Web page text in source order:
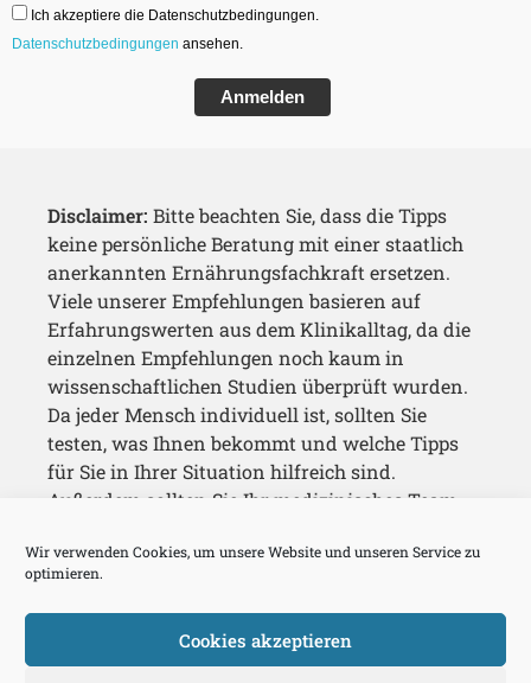
Wir verwenden Cookies, um unsere Website und unseren Service zu
optimieren.
Cookies akzeptieren
Ich akzeptiere die Datenschutzbedingungen.
Datenschutzbedingungen ansehen.
Anmelden
Disclaimer: Bitte beachten Sie, dass die Tipps
keine persönliche Beratung mit einer staatlich
anerkannten Ernährungsfachkraft ersetzen.
Viele unserer Empfehlungen basieren auf
Erfahrungswerten aus dem Klinikalltag, da die
einzelnen Empfehlungen noch kaum in
wissenschaftlichen Studien überprüft wurden.
Da jeder Mensch individuell ist, sollten Sie
testen, was Ihnen bekommt und welche Tipps
für Sie in Ihrer Situation hilfreich sind.
Außerdem sollten Sie Ihr medizinisches Team
Laufenden halten.